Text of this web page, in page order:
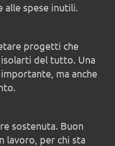
alle spese inutili.
progetti che
del tutto. Una
ma anche
sostenuta. Buon
lavoro, per chi sta